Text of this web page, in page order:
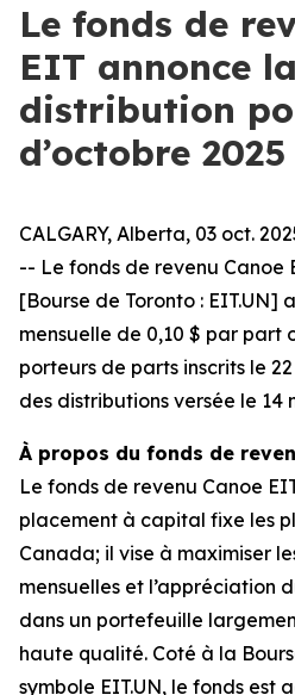
Le fonds de
EIT annonce la
distribution
d’octobre 2025
CALGARY, Alberta, 03 oct.
-- Le fonds de revenu Canoe
[Bourse de Toronto : EIT.UN]
mensuelle de 0,10 $ par part
porteurs de parts inscrits le
des distributions versée le 14
À propos du fonds de
Le fonds de revenu Canoe
placement à capital fixe les
Canada; il vise à maximiser
mensuelles et l’appréciation
dans un portefeuille
haute qualité. Coté à la
symbole EIT.UN, le fonds est